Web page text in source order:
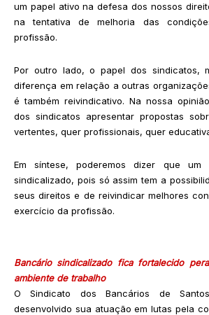
um papel ativo na defesa dos nossos
na tentativa de melhoria das
profissão.
Por outro lado, o papel dos sindicatos,
diferença em relação a outras
é também reivindicativo. Na nossa
dos sindicatos apresentar propostas
vertentes, quer profissionais, quer
Em síntese, poderemos dizer que um
sindicalizado, pois só assim tem a
seus direitos e de reivindicar melhores
exercício da profissão.
Bancário sindicalizado fica fortalecido
ambiente de trabalho
O Sindicato dos Bancários de
desenvolvido sua atuação em lutas pela